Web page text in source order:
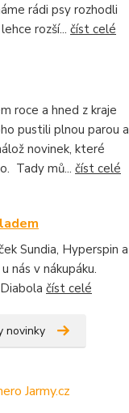
rádi psy rozhodli
rozší... číst celé
roce a hned z kraje
pustili plnou parou a
novinek, které
Tady mů... číst celé
Sundia, Hyperspin a
nás v nákupáku.
číst celé
novinky